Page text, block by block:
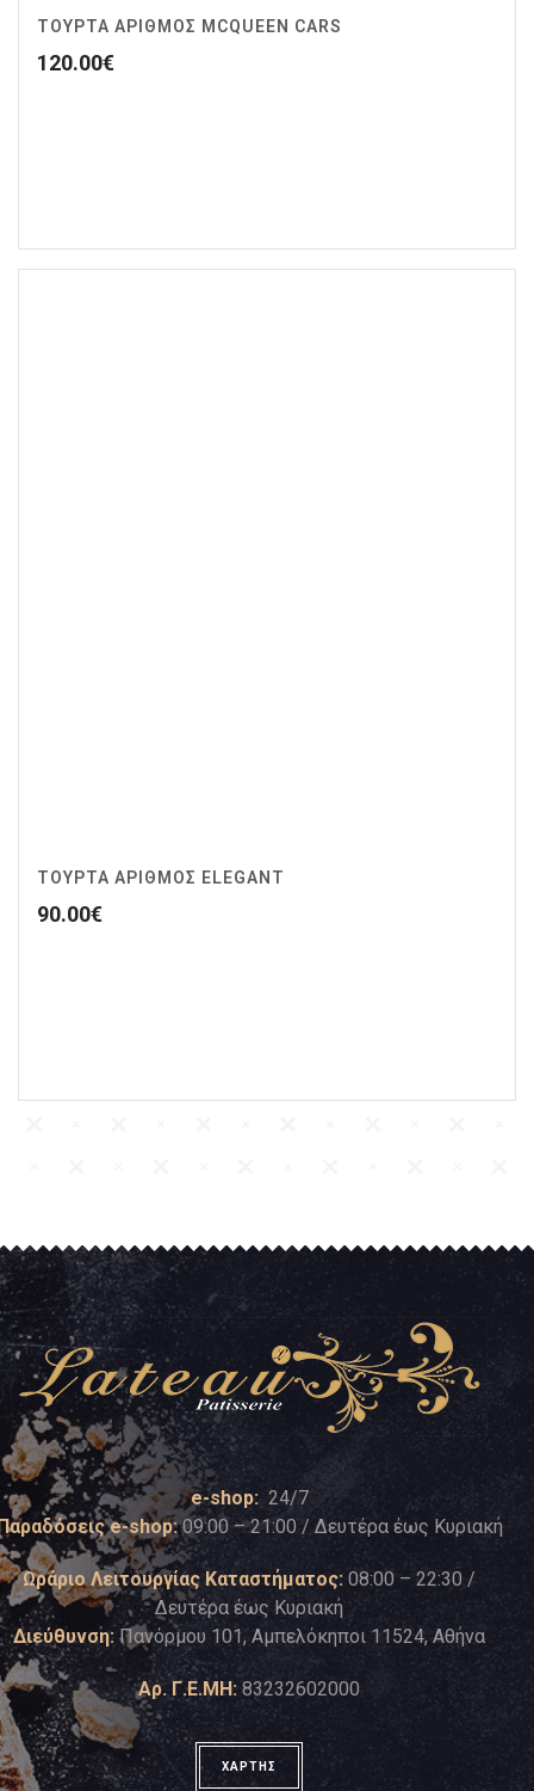
ΤΟΥΡΤΑ ΑΡΙΘΜΟΣ MCQUEEN CARS
120.00€
ΤΟΥΡΤΑ ΑΡΙΘΜΟΣ ELEGANT
90.00€
e-shop: 24/7
e-shop:09:00 – 21:00 / Δευτέρα έως Κυριακή
Ωράριο Λειτουργίας Καταστήματος: 08:00 – 22:30 /
Δευτέρα έως Κυριακή
Διεύθυνση: Πανόρμου 101, Αμπελόκηποι 11524, Αθήνα
Αρ. Γ.Ε.ΜΗ: 83232602000
ΧΑΡΤΗΣ